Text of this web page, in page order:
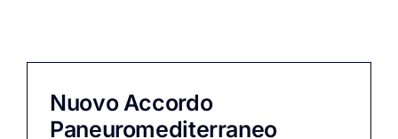
Nuovo Accordo
Paneuromediterraneo